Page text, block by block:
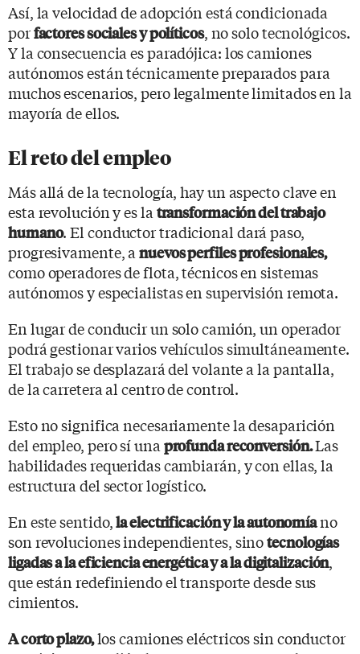
Así, la velocidad de adopción está condicionada
porfactores sociales y políticos, no solo tecnológicos.
Y la consecuencia es paradójica: los camiones
autónomos están técnicamente preparados para
muchos escenarios, pero legalmente limitados en la
mayoría de ellos.
El reto del empleo
Más allá de la tecnología, hay un aspecto clave en
esta revolución y es la transformación del trabajo
humano. El conductor tradicional dará paso,
progresivamente, anuevos perfiles profesionales,
como operadores de flota, técnicos en sistemas
autónomos y especialistas en supervisión remota.
En lugar de conducir un solo camión, un operador
podrá gestionar varios vehículos simultáneamente.
El trabajo se desplazará del volante a la pantalla,
de la carretera al centro de control.
Esto no significa necesariamente la desaparición
del empleo, pero sí una profunda reconversión.Las
habilidades requeridas cambiarán, y con ellas, la
estructura del sector logístico.
En este sentido,la electrificación y la autonomíano
son revoluciones independientes, sinotecnologías
ligadas a la eficiencia energética y a la digitalización,
que están redefiniendo el transporte desde sus
cimientos.
A corto plazo,los camiones eléctricos sin conductor